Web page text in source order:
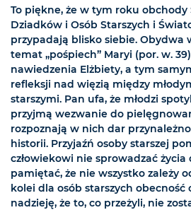
To piękne, że w tym roku
Dziadków i Osób Starszych i
przypadają blisko siebie. Obydwa
temat „pośpiech” Maryi (por. w.
nawiedzenia Elżbiety, a tym
refleksji nad więzią między
starszymi. Pan ufa, że młodzi
przyjmą wezwanie do
rozpoznają w nich dar
historii. Przyjaźń osoby starszej
człowiekowi nie sprowadzać życia
pamiętać, że nie wszystko zależy
kolei dla osób starszych obecność
nadzieję, że to, co przeżyli, nie